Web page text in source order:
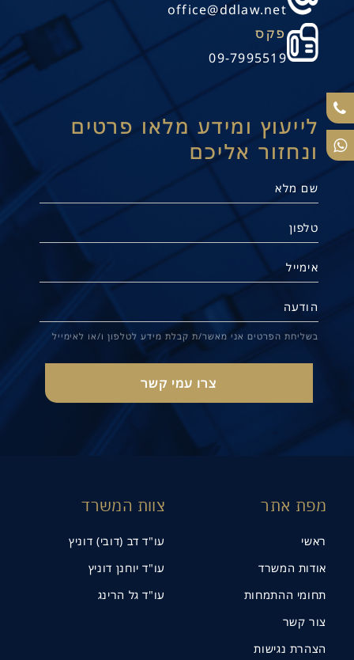
קשר
office@ddlaw.net
פקס
09-7995519
לייעוץ ומידע מלאו פרטים
ונחזור אליכם
בשליחת הפרטים אני מאשר/ת קבלת מידע לטלפון ו/או לאימייל
מפת אתר
ראשי
אודות המשרד
תחומי ההתמחות
צור קשר
הצהרת נגישות
צוות המשרד
עו"ד דב (דובי) דוניץ
עו"ד יוחנן דוניץ
עו"ד גל הרינג